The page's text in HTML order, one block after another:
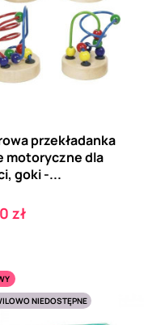
przekładanka
motoryczne dla
goki -...
zł
NIEDOSTĘPNE